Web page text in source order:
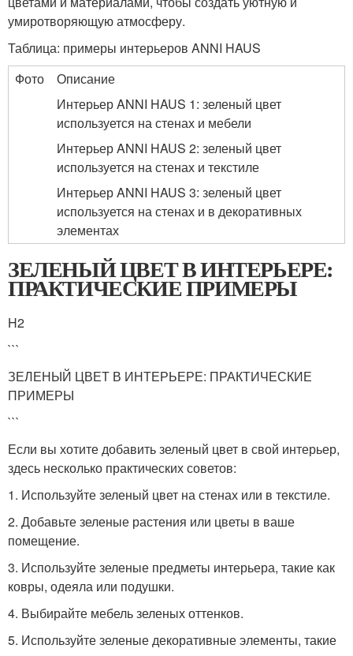
умиротворяющую атмосферу.
Таблица: примеры интерьеров ANNI HAUS
Фото
Описание
Интерьер ANNI HAUS 1: зеленый цвет
используется на стенах и мебели
Интерьер ANNI HAUS 2: зеленый цвет
используется на стенах и текстиле
Интерьер ANNI HAUS 3: зеленый цвет
используется на стенах и в декоративных
элементах
ЗЕЛЕНЫЙ ЦВЕТ В ИНТЕРЬЕРЕ:
ПРАКТИЧЕСКИЕ ПРИМЕРЫ
H2
```
ЗЕЛЕНЫЙ ЦВЕТ В ИНТЕРЬЕРЕ: ПРАКТИЧЕСКИЕ
ПРИМЕРЫ
```
Если вы хотите добавить зеленый цвет в свой интерьер,
здесь несколько практических советов:
1. Используйте зеленый цвет на стенах или в текстиле.
2. Добавьте зеленые растения или цветы в ваше
помещение.
3. Используйте зеленые предметы интерьера, такие как
ковры, одеяла или подушки.
4. Выбирайте мебель зеленых оттенков.
5. Используйте зеленые декоративные элементы, такие